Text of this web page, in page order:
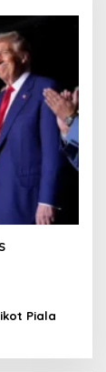
Piala